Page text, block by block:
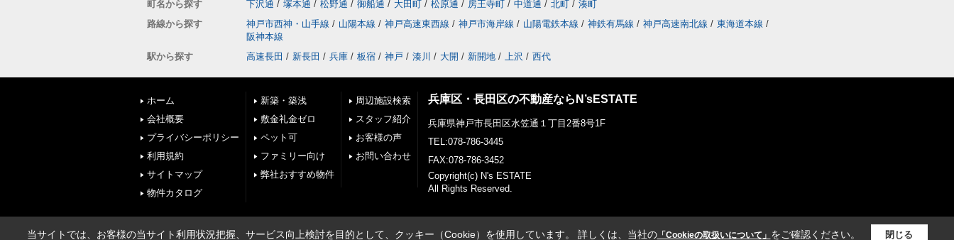
町名から探す
下沢通 / 塚本通 / 松野通 / 御船通 / 大田町 / 松原通 / 房王寺町 / 中道通 / 北町 / 湊町
路線から探す
神戸市西神・山手線 / 山陽本線 / 神戸高速東西線 / 神戸市海岸線 / 山陽電鉄本線 / 神鉄有馬線 / 神戸高速南北線 / 東海道本線 /
阪神本線
駅から探す
高速長田 / 新長田 / 兵庫 / 板宿 / 神戸 / 湊川 / 大開 / 新開地 / 上沢 / 西代
ホーム
会社概要
プライバシーポリシー
利用規約
サイトマップ
物件カタログ
新築・築浅
敷金礼金ゼロ
ペット可
ファミリー向け
弊社おすすめ物件
周辺施設検索
スタッフ紹介
お客様の声
お問い合わせ
兵庫区・長田区の不動産ならN’sESTATE
兵庫県神戸市長田区水笠通１丁目2番8号1F
TEL:078-786-3445
FAX:078-786-3452
Copyright(c) N's ESTATE
All Rights Reserved.
当サイトでは、お客様の当サイト利用状況把握、サービス向上検討を目的として、クッキー（Cookie）を使用しています。 詳しくは、当社の「Cookieの取扱いについて」 をご確認ください。 閉じる